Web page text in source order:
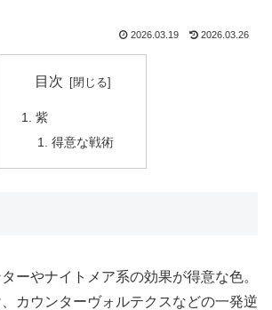
2026.03.19 2026.03.26
目次
紫
得意な戦術
ーやナイトメア系の効果が得意な色。
カウンターヴォルテクスなどの一発逆